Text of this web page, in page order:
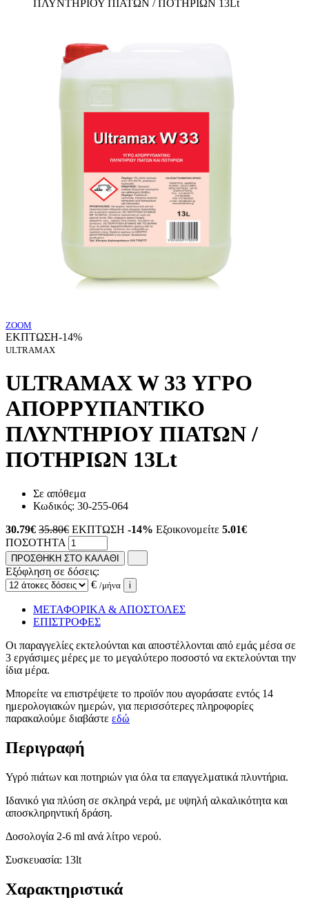
ΠΛΥΝΤΗΡΙΟΥ ΠΙΑΤΩΝ / ΠΟΤΗΡΙΩΝ 13Lt
ZOOM
ΕΚΠΤΩΣΗ-14%
ULTRAMAX
ULTRAMAX W 33 ΥΓΡΟ
ΑΠΟΡΡΥΠΑΝΤΙΚΟ
ΠΛΥΝΤΗΡΙΟΥ ΠΙΑΤΩΝ /
ΠΟΤΗΡΙΩΝ 13Lt
Σε απόθεμα
Κωδικός: 30-255-064
30.79€ 35.80€ ΕΚΠΤΩΣΗ -14% Εξοικονομείτε 5.01€
ΠΟΣΟΤΗΤΑ
ΠΡΟΣΘΗΚΗ ΣΤΟ ΚΑΛΑΘΙ
Εξόφληση σε δόσεις:
€ /μήνα i
ΜΕΤΑΦΟΡΙΚΑ & ΑΠΟΣΤΟΛΕΣ
ΕΠΙΣΤΡΟΦΕΣ
Οι παραγγελίες εκτελούνται και αποστέλλονται από εμάς μέσα σε
3 εργάσιμες μέρες με το μεγαλύτερο ποσοστό να εκτελούνται την
ίδια μέρα.
Μπορείτε να επιστρέψετε το προϊόν που αγοράσατε εντός 14
ημερολογιακών ημερών, για περισσότερες πληροφορίες
παρακαλούμε διαβάστε εδώ
Περιγραφή
Υγρό πιάτων και ποτηριών για όλα τα επαγγελματικά πλυντήρια.
Ιδανικό για πλύση σε σκληρά νερά, με υψηλή αλκαλικότητα και
αποσκληρηντική δράση.
Δοσολογία 2-6 ml ανά λίτρο νερού.
Συσκευασία: 13lt
Χαρακτηριστικά